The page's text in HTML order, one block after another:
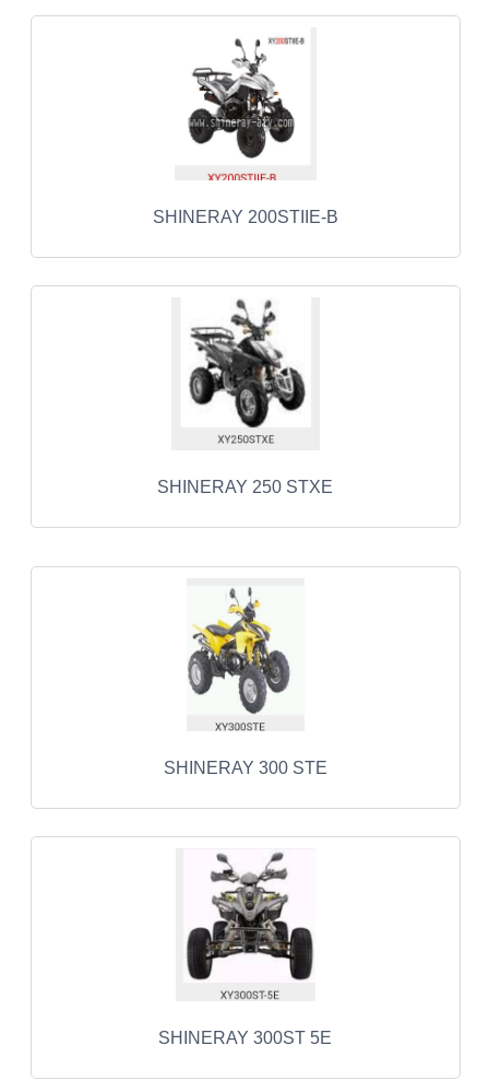
UNIVERSELE QUAD ONDERDELEN
BASHAN ONDERDELEN
BASHAN 150CC
BASHAN 200S-7-200S-A
KABELS
KAPPEN EN FRAME
KETTING EN TANDWIELEN
KOEL SYSTEEM
STUUR INRICHTING
UITLAAT SYSTEEM
VERLICHTING
WIEL OPHANGING
WIELEN EN BANDEN
GEREEDSCHAP
BASHAN 250-11B
BRANDSTOF SYSTEEM
ELEKTRONICA
KABELS
SHINERAY 200STIIE-B
SHINERAY 250 STXE
SHINERAY 300 STE
SHINERAY 300ST 5E